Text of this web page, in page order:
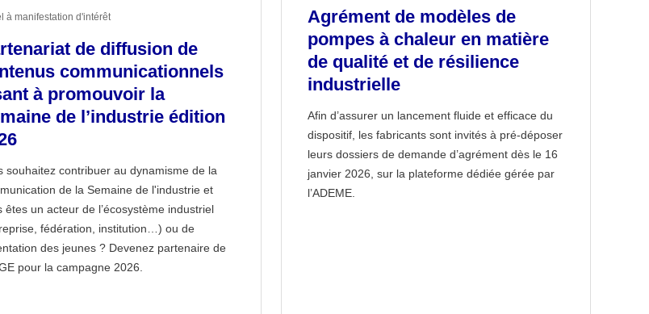
de diffusion de
communicationnels
à promouvoir la
de l’industrie édition
souhaitez contribuer au dynamisme de la
de la Semaine de l'industrie et
êtes un acteur de l’écosystème industriel
fédération, institution…) ou de
des jeunes ? Devenez partenaire de
pour la campagne 2026.
à manifestation d'intérêt
Agrément de modèles de
pompes à chaleur en matière
de qualité et de résilience
industrielle
Afin d’assurer un lancement fluide et efficace du
dispositif, les fabricants sont invités à pré-déposer
leurs dossiers de demande d’agrément dès le 16
janvier 2026, sur la plateforme dédiée gérée par
l’ADEME.